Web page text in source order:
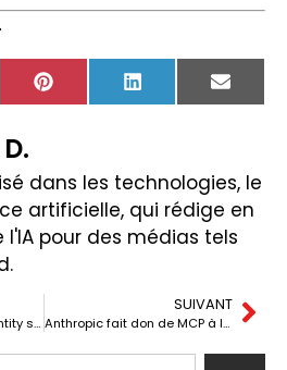
Pinterest LinkedIn Email
dans les technologies, le
artificielle, qui rédige en
pour des médias tels
BeyondTrust et Ping Identity s’associent pour unifier la sécurité de l’identité à l’ère de l’IA qui agit
SUIVANT
Anthropic fait don de MCP à la Linux Foundation et accélère la course aux normes de l’intelligence artificielle agentique